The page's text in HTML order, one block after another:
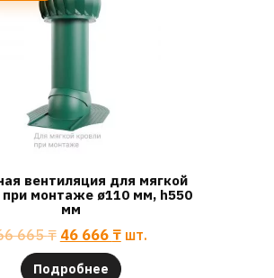
вентиляция для мягкой
при монтаже ø110 мм, h550
мм
665₸ 46 666 ₸ шт.
Подробнее